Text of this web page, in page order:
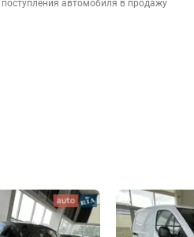
автомобиля в продажу